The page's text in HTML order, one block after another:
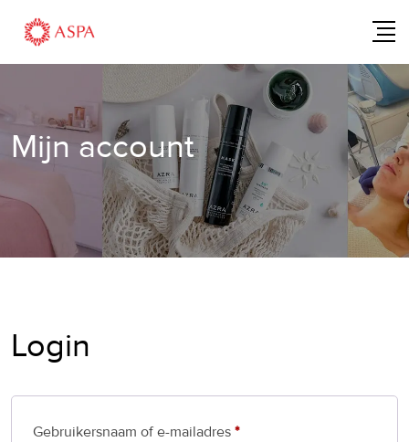
content
Mijn account
Login
Gebruikersnaam of e-mailadres *Vereist